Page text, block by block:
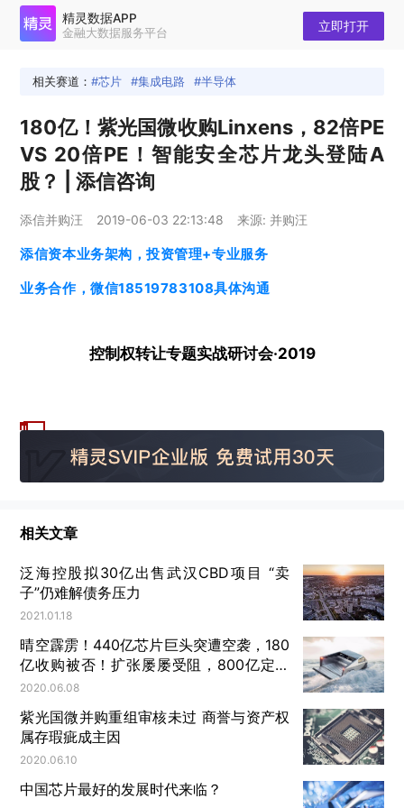
相关赛道： 芯片 集成电路 半导体
180亿！紫光国微收购Linxens，82倍PE
VS 20倍PE！智能安全芯片龙头登陆A
股？ | 添信咨询
添信并购汪 2019-06-03 22:13:48 来源: 并购汪
添信资本业务架构，投资管理+专业服务
业务合作，微信18519783108具体沟通
控制权转让专题实战研讨会·2019
：
添
信
学
院
“
上
市
公
控
相关文章
泛海控股拟30亿出售武汉CBD项目 “卖
子”仍难解债务压力
2021.01.18
晴空霹雳！440亿芯片巨头突遭空袭，180
亿收购被否！扩张屡屡受阻，800亿定增
也终止
2020.06.08
紫光国微并购重组审核未过 商誉与资产权
属存瑕疵成主因
2020.06.10
中国芯片最好的发展时代来临？
精灵数据APP
金融大数据服务平台 立即打开